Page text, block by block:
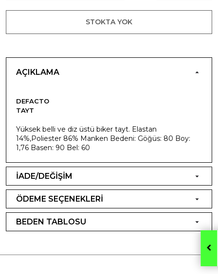
STOKTA YOK
AÇIKLAMA
DEFACTO
TAYT
Yüksek belli ve diz üstü biker tayt. Elastan
14%,Poliester 86% Manken Bedeni: Göğüs: 80 Boy:
1,76 Basen: 90 Bel: 60
İADE/DEĞİŞİM
ÖDEME SEÇENEKLERİ
BEDEN TABLOSU